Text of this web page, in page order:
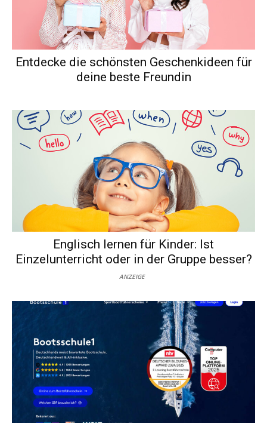
Entdecke die schönsten Geschenkideen für
deine beste Freundin
Englisch lernen für Kinder: Ist
Einzelunterricht oder in der Gruppe besser?
ANZEIGE